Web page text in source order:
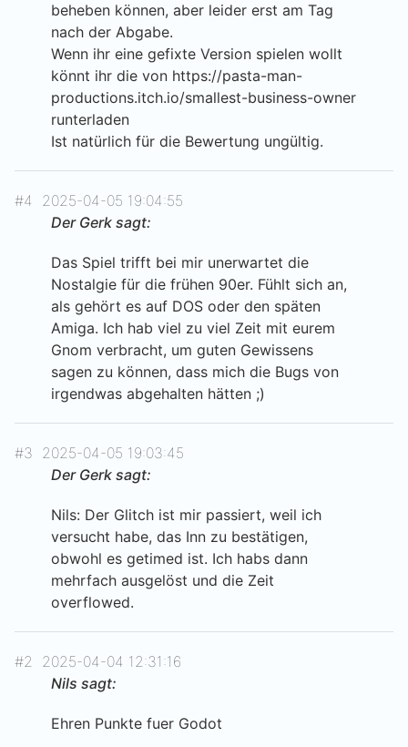
beheben können, aber leider erst am Tag
nach der Abgabe.
Wenn ihr eine gefixte Version spielen wollt
könnt ihr die von https://pasta-man-
productions.itch.io/smallest-business-owner
runterladen
Ist natürlich für die Bewertung ungültig.
#4
2025-04-05 19:04:55
Der Gerk sagt:
Das Spiel trifft bei mir unerwartet die
Nostalgie für die frühen 90er. Fühlt sich an,
als gehört es auf DOS oder den späten
Amiga. Ich hab viel zu viel Zeit mit eurem
Gnom verbracht, um guten Gewissens
sagen zu können, dass mich die Bugs von
irgendwas abgehalten hätten ;)
#3 2025-04-05 19:03:45
Der Gerk sagt:
Nils: Der Glitch ist mir passiert, weil ich
versucht habe, das Inn zu bestätigen,
obwohl es getimed ist. Ich habs dann
mehrfach ausgelöst und die Zeit
overflowed.
#2 2025-04-04 12:31:16
Nils sagt:
Ehren Punkte fuer Godot